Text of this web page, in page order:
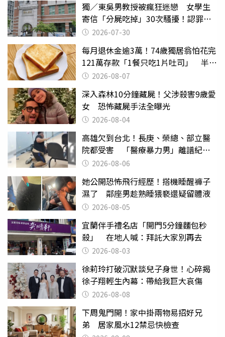
獨／東吳男教授被瘋狂迷戀 女學生
寄信「分屍吃掉」30次騷擾！認罪免
關 2026-07-30
每月退休金逾3萬！74歲獨居翁怕花完
121萬存款「1餐只吃1片吐司」 半年
後暴瘦嚇壞女兒
2026-08-07
深入森林10分鐘藏屍！父涉殺害9歲愛
女 恐怖藏屍手法全曝光
2026-08-04
高雄欠到台北！長庚、榮總、部立醫
院都受害 「醫療暴力男」離譜紀錄
曝光2026-08-06
她公開恐怖飛行經歷！搭機睡醒褲子
濕了 鄰座男趁熟睡猥褻還疑留體液
2026-08-05
宜蘭伴手禮名店「開門5分鐘麵包秒
殺」 在地人喊：拜託大家別再去
2026-08-03
徐莉玲打破沉默談兒子身世！心碎揭
徐子翔輕生內幕：帶給我巨大哀傷
2026-08-08
下周鬼門開！家中掛兩物易招好兄
弟 居家風水12禁忌快檢查